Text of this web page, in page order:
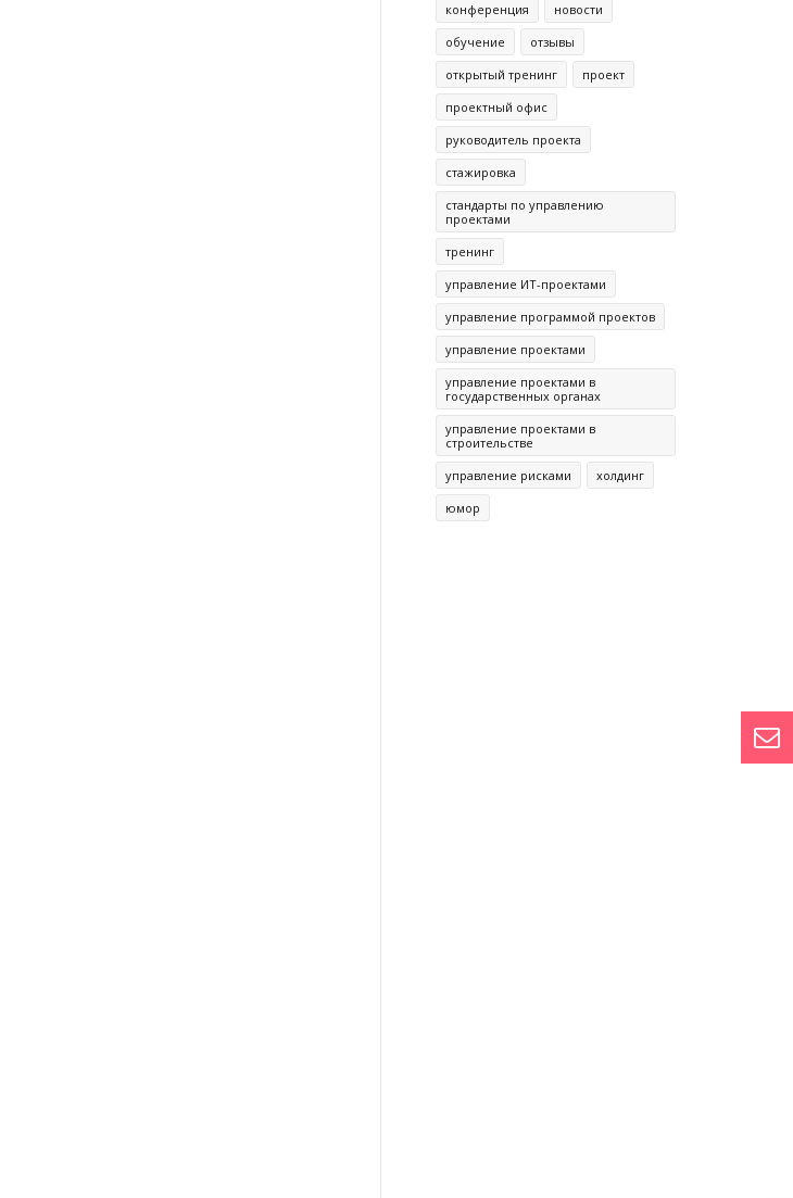
конференция
новости
обучение
отзывы
открытый тренинг
проект
проектный офис
руководитель проекта
стажировка
стандарты по управлению
проектами
тренинг
управление ИТ-проектами
управление программой проектов
управление проектами
управление проектами в
государственных органах
управление проектами в
строительстве
управление рисками
холдинг
юмор